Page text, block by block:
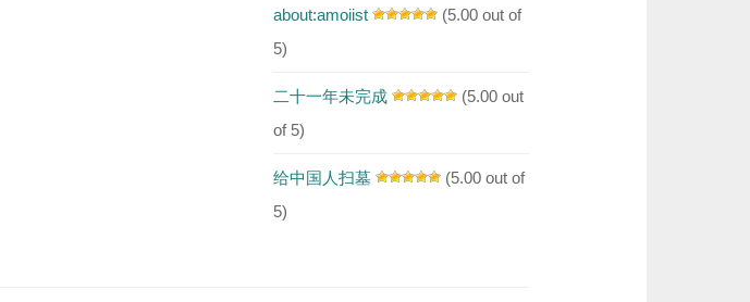
about:amoiist
(5.00 out of
5)
二十一年未完成
(5.00 out
of 5)
给中国人扫墓
(5.00 out of
5)